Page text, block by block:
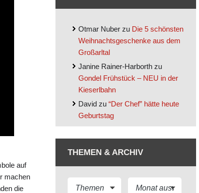
auf
machen
die
Otmar Nuberzu Die 5 schönsten
Weihnachtsgeschenke aus dem
Großarltal
Janine Rainer-Harborthzu
Gondel Frühstück – NEU in der
Kieserlbahn
Davidzu “Der Chef” hätte heute
Geburtstag
THEMEN & ARCHIV